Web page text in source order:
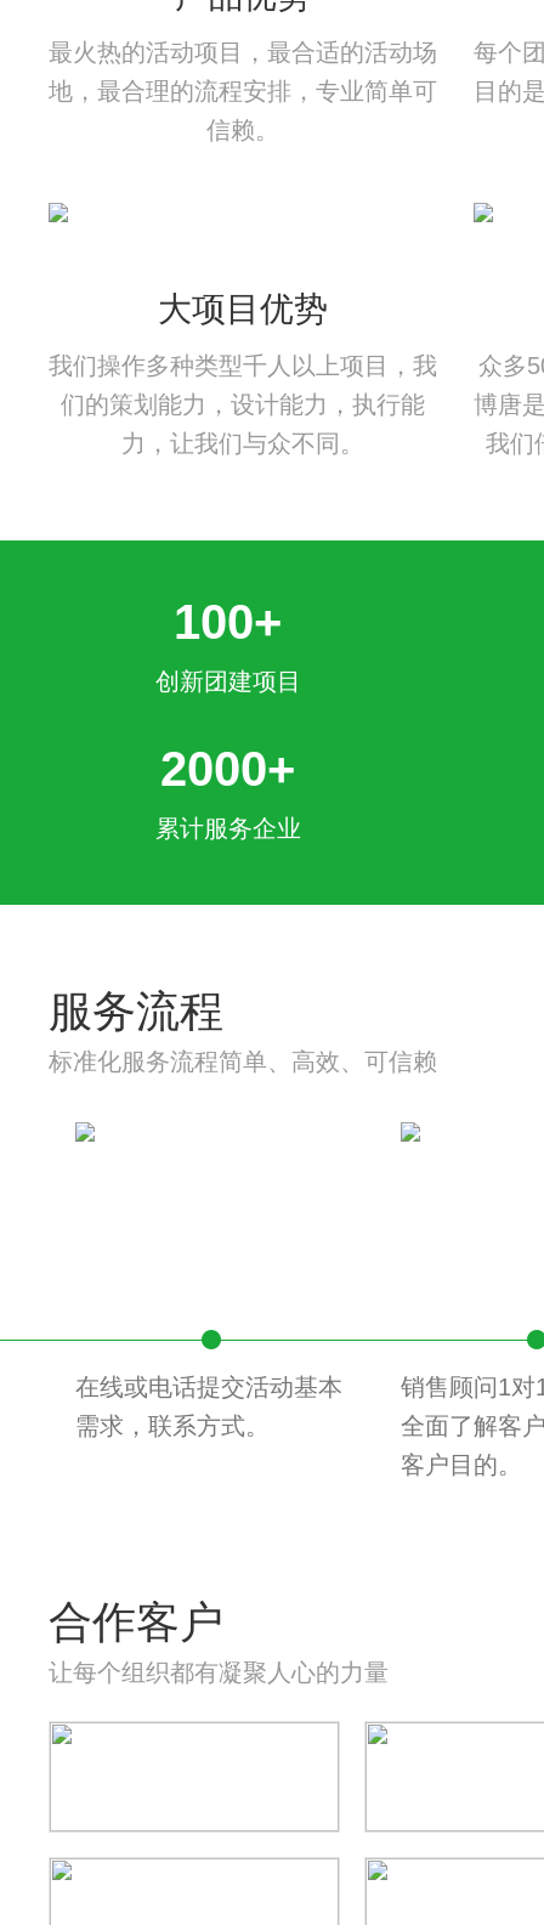
最火热的活动项目，最合适的活动场
地，最合理的流程安排，专业简单可
信赖。
每个
目的
大项目优势
我们操作多种类型千人以上项目，我
们的策划能力，设计能力，执行能
力，让我们与众不同。
众多
博唐
我们
100+
创新团建项目
2000+
累计服务企业
服务流程
标准化服务流程简单、高效、可信赖
在线或电话提交活动基本
需求，联系方式。
销售顾问1对
全面了解客
客户目的。
合作客户
让每个组织都有凝聚人心的力量